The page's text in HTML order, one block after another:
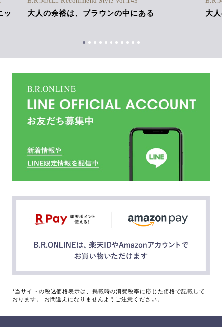
ッ 大人の余裕は、ブラウンの中にある 大
*当サイトの税込価格表示は、掲載時の消費税率に応じた価格で記載して
おります。 お間違えになりませんようご注意ください。